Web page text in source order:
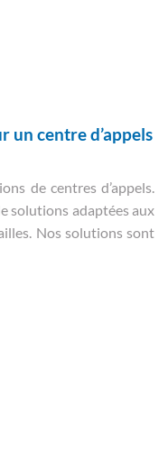
un centre d’appels
de centres d’appels.
solutions adaptées aux
Nos solutions sont